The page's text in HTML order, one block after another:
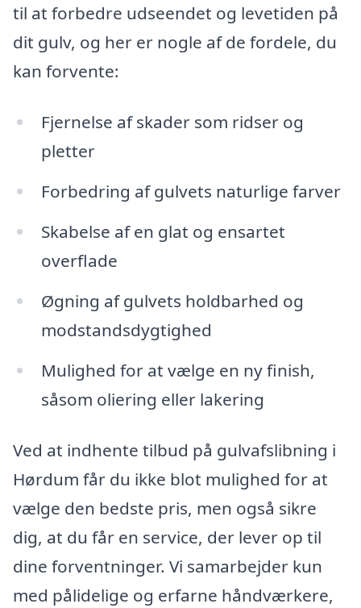
til at forbedre udseendet og levetiden på
dit gulv, og her er nogle af de fordele, du
kan forvente:
Fjernelse af skader som ridser og
pletter
Forbedring af gulvets naturlige farver
Skabelse af en glat og ensartet
overflade
Øgning af gulvets holdbarhed og
modstandsdygtighed
Mulighed for at vælge en ny finish,
såsom oliering eller lakering
Ved at indhente tilbud på gulvafslibning i
Hørdum får du ikke blot mulighed for at
vælge den bedste pris, men også sikre
dig, at du får en service, der lever op til
dine forventninger. Vi samarbejder kun
med pålidelige og erfarne håndværkere,